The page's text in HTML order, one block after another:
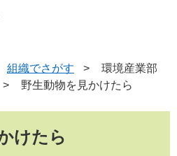
組織でさがす >
環境産業部
> 野生動物を見かけたら
けたら